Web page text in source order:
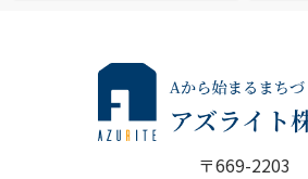
/ 492.43㎡
〒669-2203